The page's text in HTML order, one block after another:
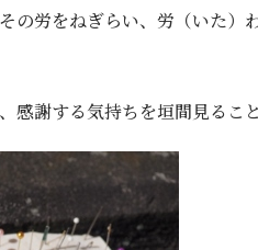
の労をねぎらい、労（いた）
謝する気持ちを垣間見るこ